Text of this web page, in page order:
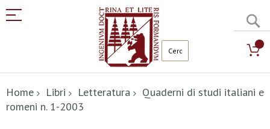
al
contenuto
Home Libri Letteratura
Quaderni di studi italiani e
romeni n. 1-2003